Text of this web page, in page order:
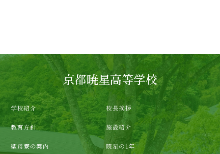
京都暁星高等学校
学校紹介 校長挨拶
教育方針 施設紹介
聖母寮の案内 暁星の1年